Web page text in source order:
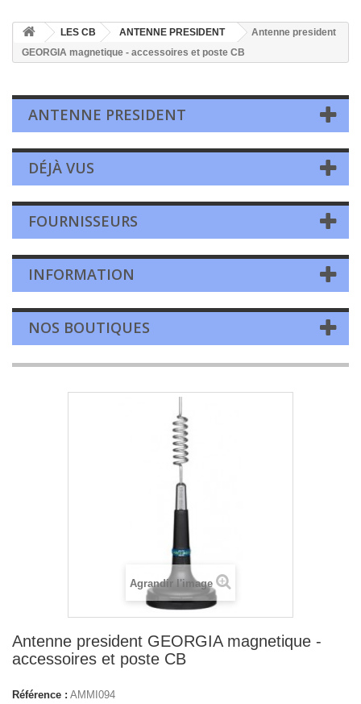
LES CB ANTENNE PRESIDENT
Antenne president
GEORGIA magnetique - accessoires et poste CB
ANTENNE PRESIDENT
DÉJÀ VUS
FOURNISSEURS
INFORMATION
NOS BOUTIQUES
Agrandir l'image
Antenne president GEORGIA magnetique -
accessoires et poste CB
Référence : AMMI094